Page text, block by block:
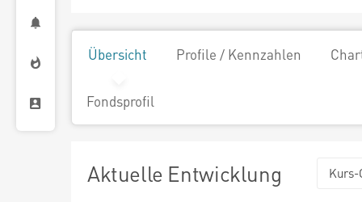
Übersicht Profile / Kennzahlen
Fondsprofil
Aktuelle Entwicklung Kurs-